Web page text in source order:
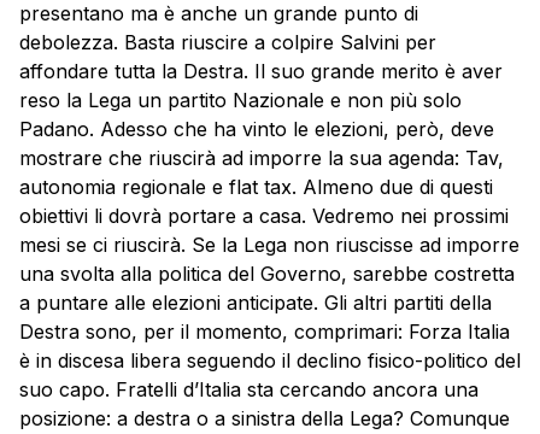
presentano ma è anche un grande punto di
debolezza. Basta riuscire a colpire Salvini per
affondare tutta la Destra. Il suo grande merito è aver
reso la Lega un partito Nazionale e non più solo
Padano. Adesso che ha vinto le elezioni, però, deve
mostrare che riuscirà ad imporre la sua agenda: Tav,
autonomia regionale e flat tax. Almeno due di questi
obiettivi li dovrà portare a casa. Vedremo nei prossimi
mesi se ci riuscirà. Se la Lega non riuscisse ad imporre
una svolta alla politica del Governo, sarebbe costretta
a puntare alle elezioni anticipate. Gli altri partiti della
Destra sono, per il momento, comprimari: Forza Italia
è in discesa libera seguendo il declino fisico-politico del
suo capo. Fratelli d’Italia sta cercando ancora una
posizione: a destra o a sinistra della Lega? Comunque